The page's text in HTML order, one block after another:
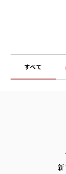
すべて